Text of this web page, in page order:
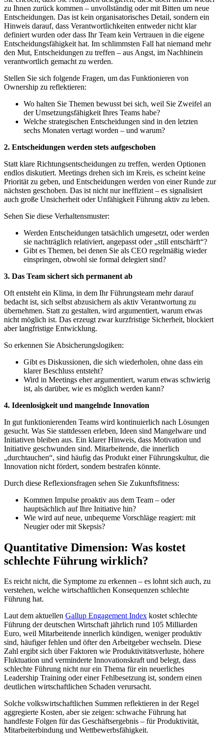
zu Ihnen zurück kommen – unvollständig oder mit Bitten um neue
Entscheidungen. Das ist kein organisatorisches Detail, sondern ein
Hinweis darauf, dass Verantwortlichkeiten entweder nicht klar
definiert wurden oder dass Ihr Team kein Vertrauen in die eigene
Entscheidungsfähigkeit hat. Im schlimmsten Fall hat niemand mehr
den Mut, Entscheidungen zu treffen – aus Angst, im Nachhinein
verantwortlich gemacht zu werden.
Stellen Sie sich folgende Fragen, um das Funktionieren von
Ownership zu reflektieren:
Wo halten Sie Themen bewusst bei sich, weil Sie Zweifel an
der Umsetzungsfähigkeit Ihres Teams habe?
Welche strategischen Entscheidungen sind in den letzten
sechs Monaten vertagt worden – und warum?
2. Entscheidungen werden stets aufgeschoben
Statt klare Richtungsentscheidungen zu treffen, werden Optionen
endlos diskutiert. Meetings drehen sich im Kreis, es scheint keine
Priorität zu geben, und Entscheidungen werden von einer Runde zur
nächsten geschoben. Das ist nicht nur ineffizient – es signalisiert
auch große Unsicherheit oder Unfähigkeit Führung aktiv zu leben.
Sehen Sie diese Verhaltensmuster:
Werden Entscheidungen tatsächlich umgesetzt, oder werden
sie nachträglich relativiert, angepasst oder „still entschärft“?
Gibt es Themen, bei denen Sie als CEO regelmäßig wieder
einspringen, obwohl sie formal delegiert sind?
3. Das Team sichert sich permanent ab
Oft entsteht ein Klima, in dem Ihr Führungsteam mehr darauf
bedacht ist, sich selbst abzusichern als aktiv Verantwortung zu
übernehmen. Statt zu gestalten, wird argumentiert, warum etwas
nicht möglich ist. Das erzeugt zwar kurzfristige Sicherheit, blockiert
aber langfristige Entwicklung.
So erkennen Sie Absicherungslogiken:
Gibt es Diskussionen, die sich wiederholen, ohne dass ein
klarer Beschluss entsteht?
Wird in Meetings eher argumentiert, warum etwas schwierig
ist, als darüber, wie es möglich werden kann?
4. Ideenlosigkeit und mangelnde Innovation
In gut funktionierenden Teams wird kontinuierlich nach Lösungen
gesucht. Was Sie stattdessen erleben, Ideen sind Mangelware und
Initiativen bleiben aus. Ein klarer Hinweis, dass Motivation und
Initiative geschwunden sind. Mitarbeitende, die innerlich
„durchtauchen“, sind häufig das Produkt einer Führungskultur, die
Innovation nicht fördert, sondern bestrafen könnte.
Durch diese Reflexionsfragen sehen Sie Zukunftsfitness:
Kommen Impulse proaktiv aus dem Team – oder
hauptsächlich auf Ihre Initiative hin?
Wie wird auf neue, unbequeme Vorschläge reagiert: mit
Neugier oder mit Skepsis?
Quantitative Dimension: Was kostet
schlechte Führung wirklich?
Es reicht nicht, die Symptome zu erkennen – es lohnt sich auch, zu
verstehen, welche wirtschaftlichen Konsequenzen schlechte
Führung hat.
Laut dem aktuellen Gallup Engagement Index kostet schlechte
Führung der deutschen Wirtschaft jährlich rund 105 Milliarden
Euro, weil Mitarbeitende innerlich kündigen, weniger produktiv
sind, häufiger fehlen und öfter den Arbeitgeber wechseln. Diese
Zahl ergibt sich über Faktoren wie Produktivitätsverluste, höhere
Fluktuation und verminderte Innovationskraft und belegt, dass
schlechte Führung nicht nur ein Thema für ein neuerliches
Leadership Training oder einer Fehlbesetzung ist, sondern einen
deutlichen wirtschaftlichen Schaden verursacht.
Solche volkswirtschaftlichen Summen reflektieren in der Regel
aggregierte Kosten, aber sie zeigen: schwache Führung hat
handfeste Folgen für das Geschäftsergebnis – für Produktivität,
Mitarbeiterbindung und Wettbewerbsfähigkeit.